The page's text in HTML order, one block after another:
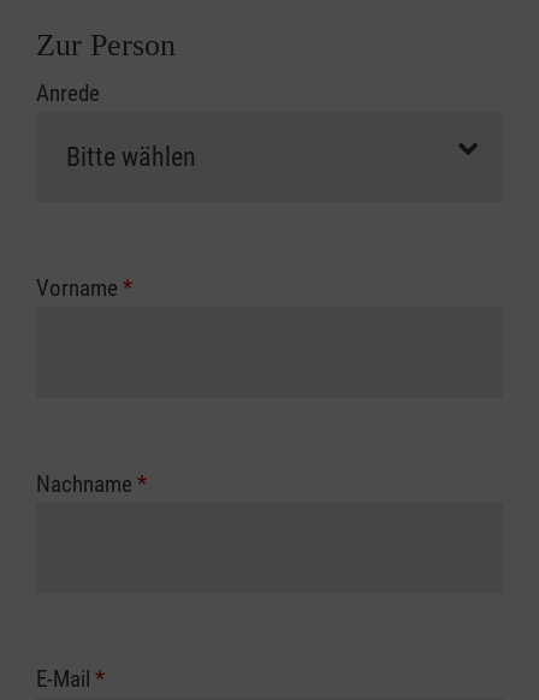
Zur Person
Anrede
Vorname *
Nachname *
E-Mail *